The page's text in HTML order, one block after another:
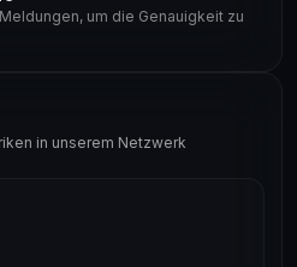
um die Genauigkeit zu
in unserem Netzwerk